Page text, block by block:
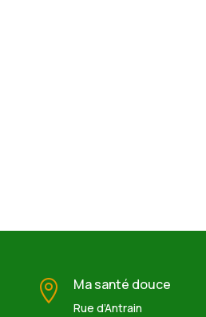
 Ma santé douce
Rue d’Antrain